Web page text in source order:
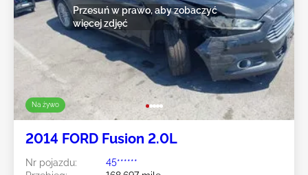
Na żywo
Przesuń w prawo, aby zobaczyć
więcej zdjęć
2014 FORD Fusion 2.0L
Nr pojazdu:
45******